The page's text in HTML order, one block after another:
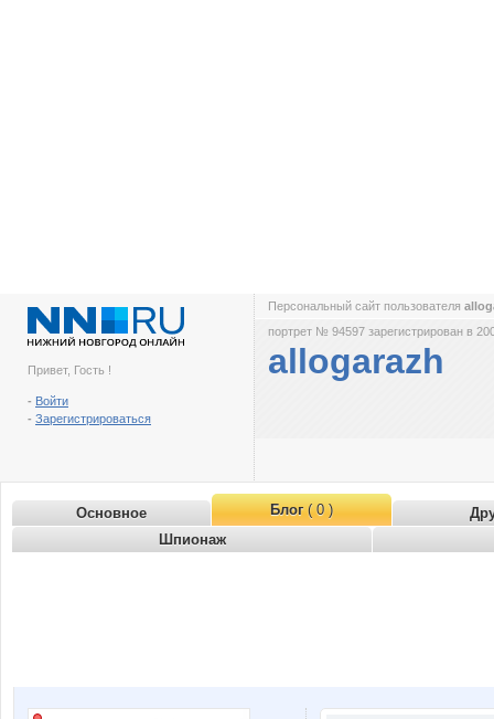
Привет, Гость !
- Войти
- Зарегистрироваться
Персональный сайт пользователя
портрет № 94597 зарегистрирован в
allogarazh
Основное Блог( 0 )
Шпионаж